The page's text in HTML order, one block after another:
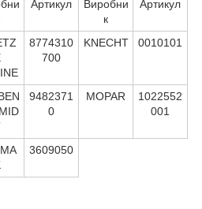
Артикул
Виробни
к
Артикул
8774310
700
KNECHT 0010101
9482371
0
MOPAR
1022552
001
3609050